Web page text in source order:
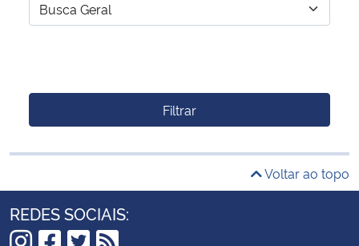
Filtrar
Voltar ao topo
REDES SOCIAIS: